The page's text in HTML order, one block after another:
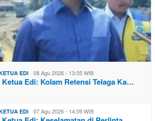
EDI 08 Agu 2026 - 13:05 WIB
Ketua Edi: Kolam Retensi Telaga Ka…
EDI 07 Agu 2026 - 14:09 WIB